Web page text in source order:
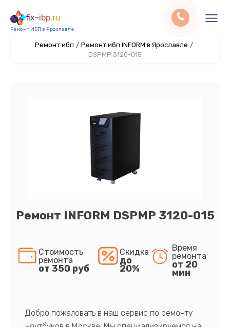
fix-ibp.ru
Ремонт ИБП в Ярославле
Ремонт ибп / Ремонт ибп INFORM в Ярославле /
DSPMP 3120-015
Ремонт INFORM DSPMP 3120-015
Стоимость
ремонта
от 350 руб
Скидка
до
20%
Время
ремонта
от 20
мин
Добро пожаловать в наш сервис по ремонту